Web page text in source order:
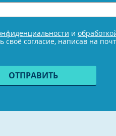
и
своё согласие, написав на